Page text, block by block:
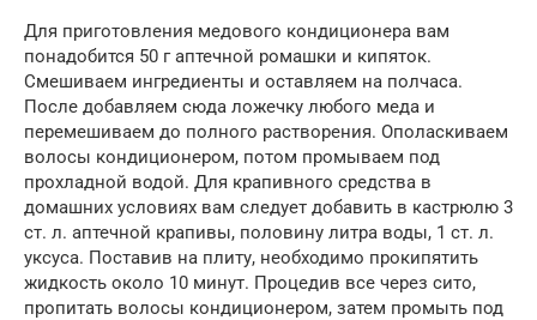
Для приготовления медового кондиционера вам
понадобится 50 г аптечной ромашки и кипяток.
Смешиваем ингредиенты и оставляем на полчаса.
После добавляем сюда ложечку любого меда и
перемешиваем до полного растворения. Ополаскиваем
волосы кондиционером, потом промываем под
прохладной водой. Для крапивного средства в
домашних условиях вам следует добавить в кастрюлю 3
ст. л. аптечной крапивы, половину литра воды, 1 ст. л.
уксуса. Поставив на плиту, необходимо прокипятить
жидкость около 10 минут. Процедив все через сито,
пропитать волосы кондиционером, затем промыть под